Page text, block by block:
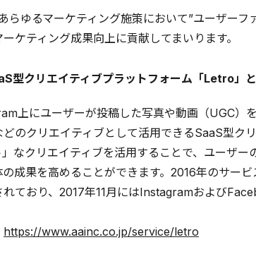
ゆるマーケティング施策において”ユーザーフ
ケティング成果向上に貢献してまいります。
型クリエイティブプラットフォーム「Letro」
上にユーザーが投稿した写真や動画（UGC）
どのクリエイティブとして活用できるSaaS型ク
」なクリエイティブを活用することで、ユーザ
成果を高めることができます。2016年のサー
れており、2017年11月にはInstagramおよび
https://www.aainc.co.jp/service/letro